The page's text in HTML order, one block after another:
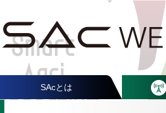
SAcとは